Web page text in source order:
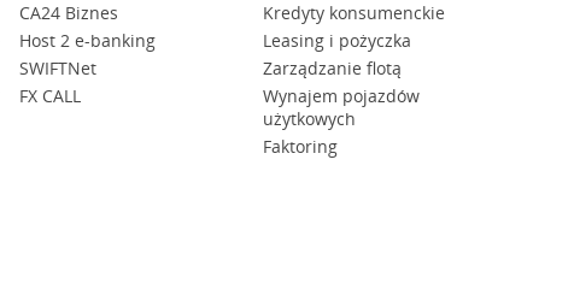
CA24 Biznes
Host 2 e-banking
SWIFTNet
FX CALL
Kredyty konsumenckie
Leasing i pożyczka
Zarządzanie flotą
Wynajem pojazdów
użytkowych
Faktoring